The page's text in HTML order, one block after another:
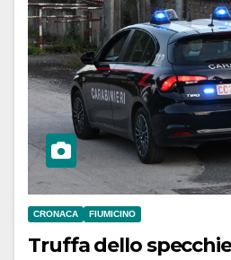
CRONACA FIUMICINO
Truffa dello